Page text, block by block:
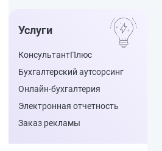
Услуги
КонсультантПлюс
Бухгалтерский аутсорсинг
Онлайн-бухгалтерия
Электронная отчетность
Заказ рекламы